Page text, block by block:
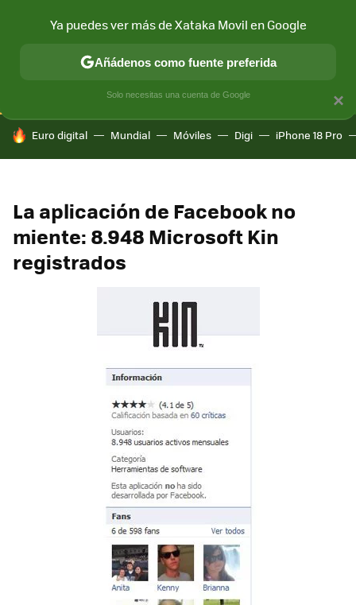
CONECTIVIDAD MÓVIL Y SOCIEDAD APLICACIONES
HOY SE HABLA DE
Euro digital Mundial Móviles Digi iPhone 18 Pro
La aplicación de Facebook no
miente: 8.948 Microsoft Kin
registrados
×
Ya puedes ver más de Xataka Movil en Google
Añádenos como fuente preferida
Solo necesitas una cuenta de Google